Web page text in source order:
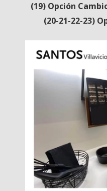
(19) Opción
(20-21-22-23)